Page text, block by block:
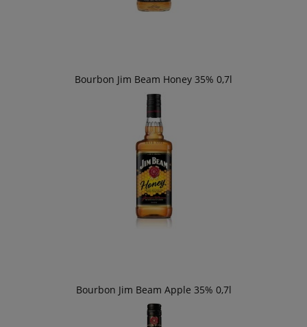
Bourbon Jim Beam Honey 35% 0,7l
Bourbon Jim Beam Apple 35% 0,7l